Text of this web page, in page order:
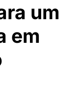
um
em